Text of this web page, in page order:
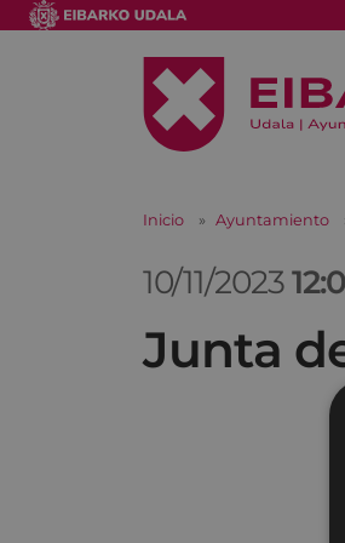
Inicio Ayuntamiento
10/11/2023
Junta